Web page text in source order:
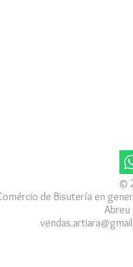
©
de Bisutería en